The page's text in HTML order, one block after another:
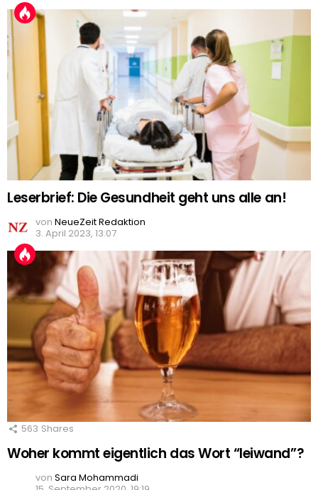
Leserbrief: Die Gesundheit geht uns alle an!
von NeueZeit Redaktion
3. April 2023, 13:07
563 Shares
Woher kommt eigentlich das Wort “leiwand”?
von Sara Mohammadi